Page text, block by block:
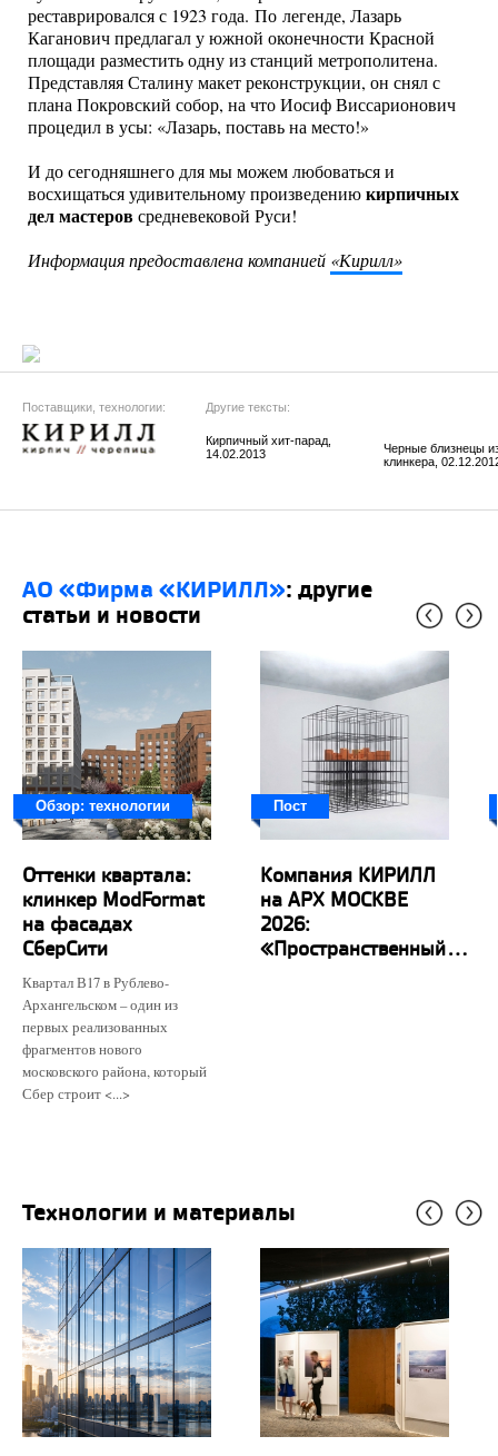
реставрировался с 1923 года. По легенде, Лазарь
Каганович предлагал у южной оконечности Красной
площади разместить одну из станций метрополитена.
Представляя Сталину макет реконструкции, он снял с
плана Покровский собор, на что Иосиф Виссарионович
процедил в усы: «Лазарь, поставь на место!»
И до сегодняшнего для мы можем любоваться и
восхищаться удивительному произведениюкирпичных
дел мастеровсредневековой Руси!
Информация предоставлена компанией «Кирилл»
Поставщики, технологии: Другие тексты:
Кирпичный хит-парад,
14.02.2013
Черные близнецы
клинкера,
АО «Фирма «КИРИЛЛ»: другие
статьи и новости
Обзор: технологии
Оттенки квартала:
клинкер ModFormat
на фасадах
СберСити
Квартал В17 в Рублево-
Архангельском – один из
первых реализованных
фрагментов нового
московского района, который
Сбер строит <...>
Пост
Компания КИРИЛЛ
на АРХ МОСКВЕ
2026:
«Пространственный...
Технологии и материалы